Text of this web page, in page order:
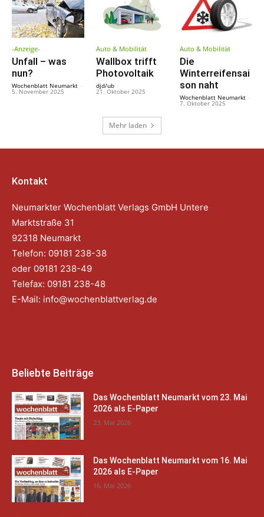
-Anzeige-
Unfall – was
nun?
Wochenblatt Neumarkt -
5. November 2025
Auto & Mobilität
Wallbox trifft
Photovoltaik
djd/ub -
21. Oktober 2025
Auto & Mobilität
Die
Winterreifensai
son naht
Wochenblatt Neumarkt -
7. Oktober 2025
Mehr laden
Kontakt
Neumarkter Wochenblatt Verlags GmbH Untere
Marktstraße 31
92318 Neumarkt
Telefon: 09181 238-38
oder 09181 238-49
Telefax: 09181 238-48
E-Mail: info@wochenblattverlag.de
Beliebte Beiträge
Das Wochenblatt Neumarkt vom 23. Mai
2026 als E-Paper
23. Mai 2026
Das Wochenblatt Neumarkt vom 16. Mai
2026 als E-Paper
16. Mai 2026